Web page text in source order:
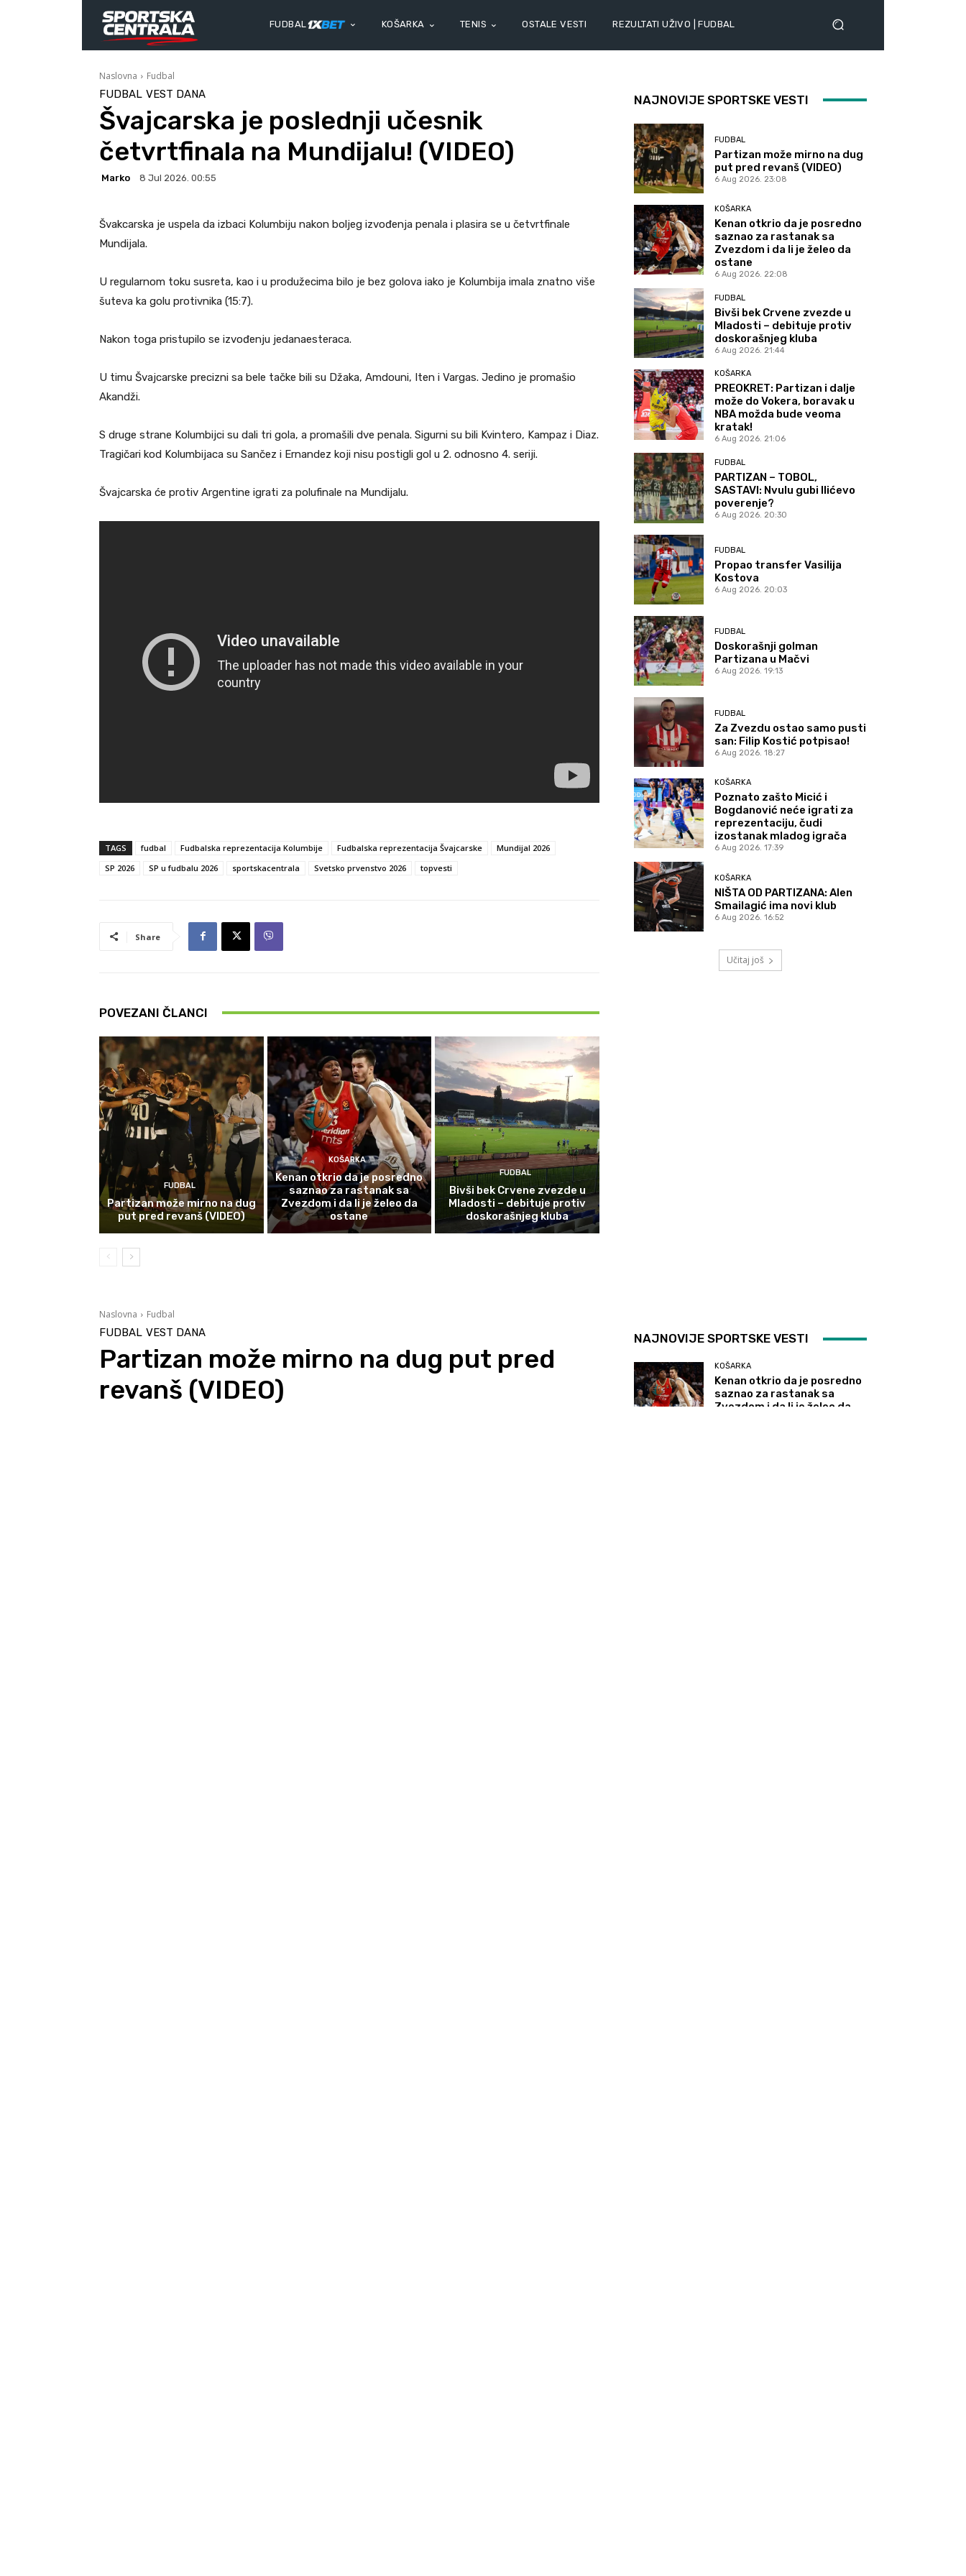
FUDBAL KOŠARKA TENIS OSTALE VESTI REZULTATI UŽIVO | FUDBAL
Naslovna Fudbal
FUDBAL VEST DANA
Švajcarska je poslednji učesnik
četvrtfinala na Mundijalu! (VIDEO)
Marko 8 Jul 2026. 00:55
Švakcarska je uspela da izbaci Kolumbiju nakon boljeg izvođenja penala i plasira se u četvrtfinale
Mundijala.
U regularnom toku susreta, kao i u produžecima bilo je bez golova iako je Kolumbija imala znatno više
šuteva ka golu protivnika (15:7).
Nakon toga pristupilo se izvođenju jedanaesteraca.
U timu Švajcarske precizni sa bele tačke bili su Džaka, Amdouni, Iten i Vargas. Jedino je promašio
Akandži.
S druge strane Kolumbijci su dali tri gola, a promašili dve penala. Sigurni su bili Kvintero, Kampaz i Diaz.
Tragičari kod Kolumbijaca su Sančez i Ernandez koji nisu postigli gol u 2. odnosno 4. seriji.
Švajcarska će protiv Argentine igrati za polufinale na Mundijalu.
TAGS fudbal Fudbalska reprezentacija Kolumbije Fudbalska reprezentacija Švajcarske
Mundijal 2026
SP 2026
SP u fudbalu 2026 sportskacentrala Svetsko prvenstvo 2026 topvesti
Share
POVEZANI ČLANCI
FUDBAL
Partizan može mirno na dug
put pred revanš (VIDEO)
KOŠARKA
Kenan otkrio da je posredno
saznao za rastanak sa
Zvezdom i da li je želeo da
ostane
FUDBAL
Bivši bek Crvene zvezde u
Mladosti – debituje protiv
doskorašnjeg kluba
NAJNOVIJE SPORTSKE VESTI
FUDBAL
Partizan može mirno na dug
put pred revanš (VIDEO)
6 Aug 2026. 23:08
KOŠARKA
Kenan otkrio da je posredno
saznao za rastanak sa
Zvezdom i da li je želeo da
ostane
6 Aug 2026. 22:08
FUDBAL
Bivši bek Crvene zvezde u
Mladosti – debituje protiv
doskorašnjeg kluba
6 Aug 2026. 21:44
KOŠARKA
PREOKRET: Partizan i dalje
može do Vokera, boravak u
NBA možda bude veoma
kratak!
6 Aug 2026. 21:06
FUDBAL
PARTIZAN – TOBOL,
SASTAVI: Nvulu gubi Ilićevo
poverenje?
6 Aug 2026. 20:30
FUDBAL
Propao transfer Vasilija
Kostova
6 Aug 2026. 20:03
FUDBAL
Doskorašnji golman
Partizana u Mačvi
6 Aug 2026. 19:13
FUDBAL
Za Zvezdu ostao samo pusti
san: Filip Kostić potpisao!
6 Aug 2026. 18:27
KOŠARKA
Poznato zašto Micić i
Bogdanović neće igrati za
reprezentaciju, čudi
izostanak mladog igrača
6 Aug 2026. 17:39
KOŠARKA
NIŠTA OD PARTIZANA: Alen
Smailagić ima novi klub
6 Aug 2026. 16:52
Učitaj još